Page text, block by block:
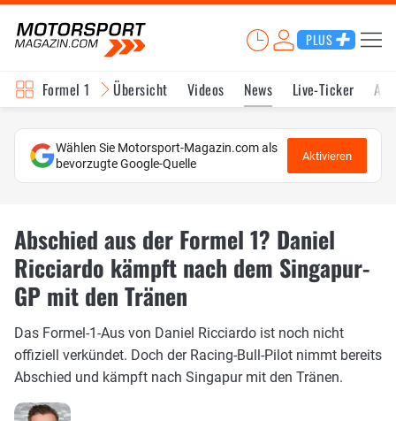
PLUS
Formel 1 Übersicht Videos News Live-Ticker
Wählen Sie Motorsport-Magazin.com als
bevorzugte Google-Quelle
Aktivieren
Abschied aus der Formel 1? Daniel
Ricciardo kämpft nach dem Singapur-
GP mit den Tränen
Das Formel-1-Aus von Daniel Ricciardo ist noch nicht
offiziell verkündet. Doch der Racing-Bull-Pilot nimmt bereits
Abschied und kämpft nach Singapur mit den Tränen.